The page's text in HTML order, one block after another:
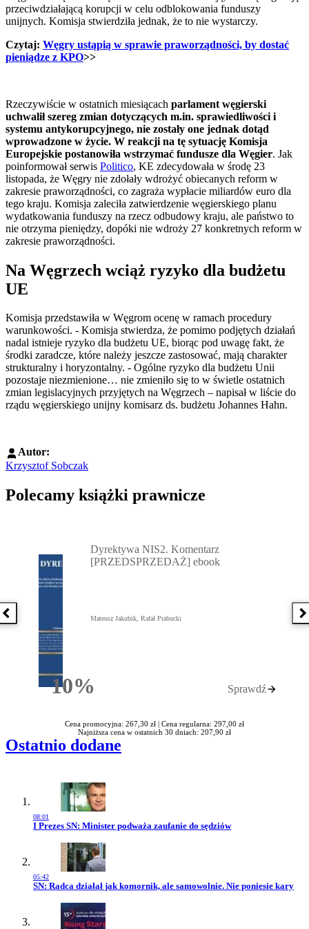
przeciwdziałającą korupcji w celu odblokowania funduszy
unijnych. Komisja stwierdziła jednak, że to nie wystarczy.
Czytaj: Węgry ustąpią w sprawie praworządności, by dostać
pieniądze z KPO>>
Rzeczywiście w ostatnich miesiącach parlament węgierski
uchwalił szereg zmian dotyczących m.in. sprawiedliwości i
systemu antykorupcyjnego, nie zostały one jednak dotąd
wprowadzone w życie. W reakcji na tę sytuację Komisja
Europejskie postanowiła wstrzymać fundusze dla Węgier. Jak
poinformował serwis Politico, KE zdecydowała w środę 23
listopada, że Węgry nie zdołały wdrożyć obiecanych reform w
zakresie praworządności, co zagraża wypłacie miliardów euro dla
tego kraju. Komisja zaleciła zatwierdzenie węgierskiego planu
wydatkowania funduszy na rzecz odbudowy kraju, ale państwo to
nie otrzyma pieniędzy, dopóki nie wdroży 27 konkretnych reform w
zakresie praworządności.
Na Węgrzech wciąż ryzyko dla budżetu
UE
Komisja przedstawiła w Węgrom ocenę w ramach procedury
warunkowości. - Komisja stwierdza, że pomimo podjętych działań
nadal istnieje ryzyko dla budżetu UE, biorąc pod uwagę fakt, że
środki zaradcze, które należy jeszcze zastosować, mają charakter
strukturalny i horyzontalny. - Ogólne ryzyko dla budżetu Unii
pozostaje niezmienione… nie zmieniło się to w świetle ostatnich
zmian legislacyjnych przyjętych na Węgrzech – napisał w liście do
rządu węgierskiego unijny komisarz ds. budżetu Johannes Hahn.
Autor:
Krzysztof Sobczak
Polecamy książki prawnicze
Poprzednia książka
10%Rabatu
Dyrektywa NIS2. Komentarz
[PRZEDSPRZEDAŻ] ebook
Mateusz Jakubik, Rafał Prabucki
Sprawdź
Cena promocyjna: 267,30 zł | Cena regularna: 297,00 zł
Najniższa cena w ostatnich 30 dniach: 207,90 zł
Ostatnio dodane
08:01
Przejdź do artykułu:
I Prezes SN: Minister podważa zaufanie do sędziów
05:42
Przejdź do artykułu:
SN: Radca działał jak komornik, ale samowolnie. Nie poniesie kary